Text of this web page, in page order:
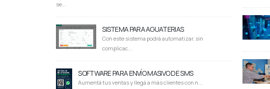
se...
SISTEMA PARA AGUATERIAS
Con este sistema podrá automatizar, sin
complicac...
SOFTWARE PARA ENVÍO MASIVO DE SMS
Aumentá tus ventas y llegá a más clientes con n...